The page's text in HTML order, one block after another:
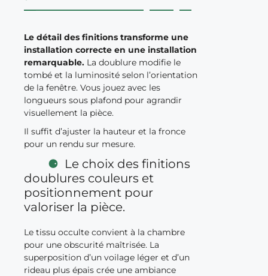
Le détail des finitions transforme une
installation correcte en une installation
remarquable. La doublure modifie le
tombé et la luminosité selon l’orientation
de la fenêtre. Vous jouez avec les
longueurs sous plafond pour agrandir
visuellement la pièce.
Il suffit d’ajuster la hauteur et la fronce
pour un rendu sur mesure.
Le choix des finitions
doublures couleurs et
positionnement pour
valoriser la pièce.
Le tissu occulte convient à la chambre
pour une obscurité maîtrisée. La
superposition d’un voilage léger et d’un
rideau plus épais crée une ambiance